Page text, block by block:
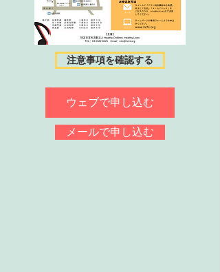
注意事項を確認する
ウェブで申し込む
メールで申し込む